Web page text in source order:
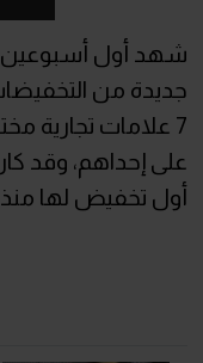
شهد أول أسبوعين
على إحداهم، وقد
أول تخفيض لها